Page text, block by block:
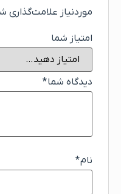
موردنیاز علامت‌گذاری
امتیاز شما
دیدگاه شما*
نام*